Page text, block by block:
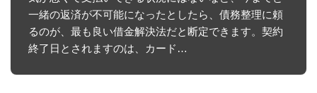
一緒の返済が不可能になったとしたら、債務整理に頼
るのが、最も良い借金解決法だと断定できます。契約
終了日とされますのは、カード…